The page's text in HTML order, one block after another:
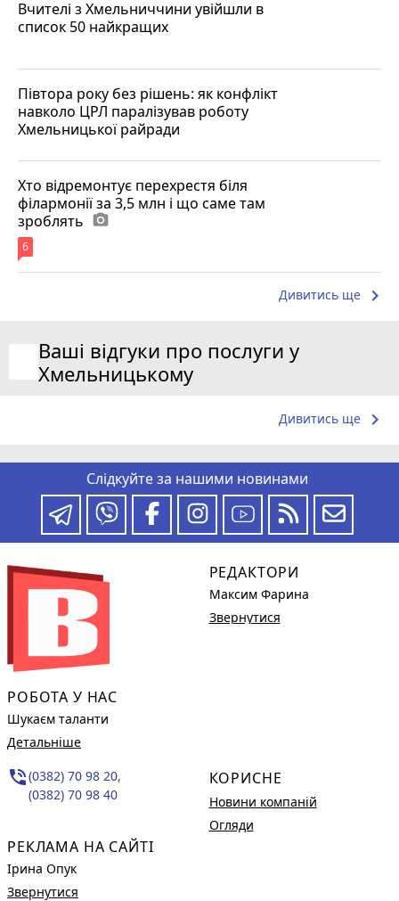
Вчителі з Хмельниччини увійшли в
список 50 найкращих
Півтора року без рішень: як конфлікт
навколо ЦРЛ паралізував роботу
Хмельницької райради
Хто відремонтує перехрестя біля
філармонії за 3,5 млн і що саме там
зроблять photo_camera
6
Дивитись ще keyboard_arrow_right
Ваші відгуки про послуги у
Хмельницькому
Дивитись ще keyboard_arrow_right
Слідкуйте за нашими новинами
РОБОТА У НАС
Шукаєм таланти
Детальніше
phone_in_talk(0382) 70 98 20,
(0382) 70 98 40
РЕКЛАМА НА САЙТІ
Ірина Опук
Звернутися
РЕДАКТОРИ
Максим Фарина
Звернутися
КОРИСНЕ
Новини компаній
Огляди